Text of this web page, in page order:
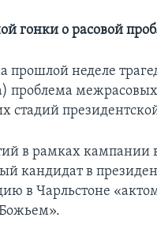
гонки о расовой
неделе
проблема
стадий
в рамках кампании
кандидат в
в Чарльстоне